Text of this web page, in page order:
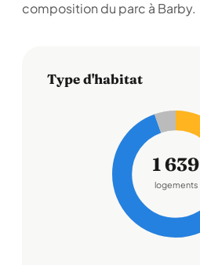
composition du parc à Barby.
Type d'habitat
1 639
logements